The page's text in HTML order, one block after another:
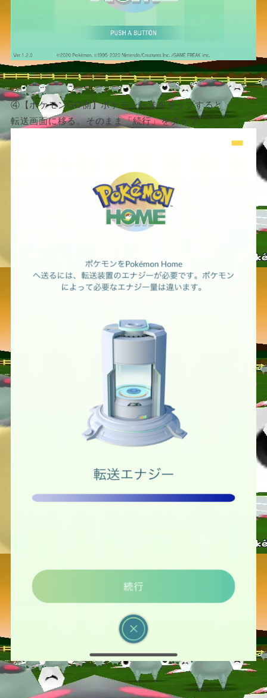
④【ポケモンGO側】ポケモン転送をタップすると
転送画面に移る。そのまま「続行」をタップ。